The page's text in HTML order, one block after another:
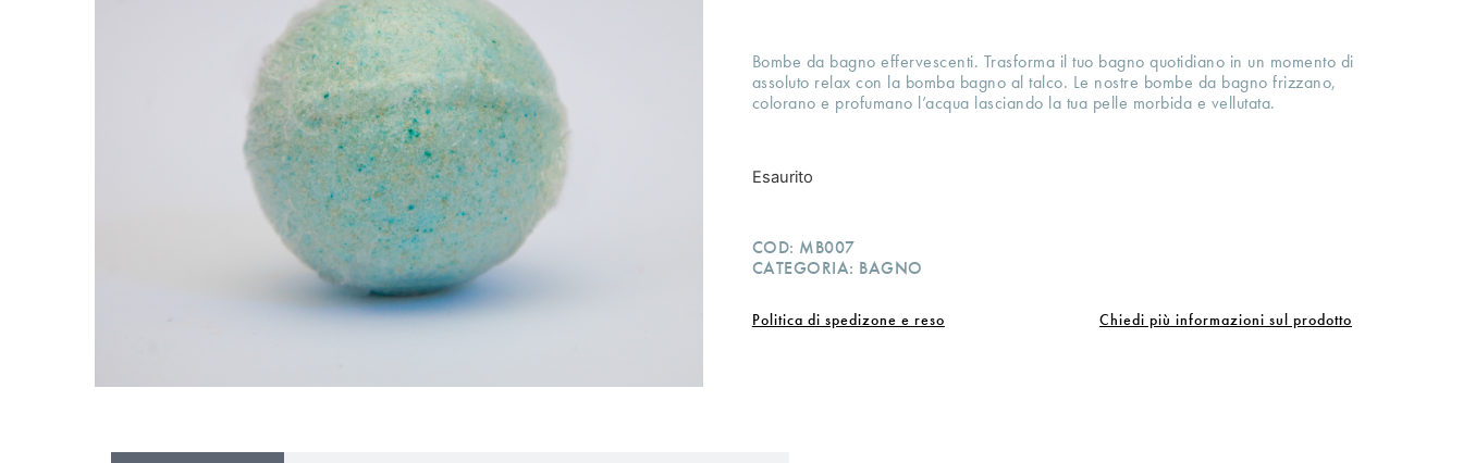
Bombe da bagno effervescenti. Trasforma il tuo bagno quotidiano in un momento di
assoluto relax con la bomba bagno al talco. Le nostre bombe da bagno frizzano,
colorano e profumano l’acqua lasciando la tua pelle morbida e vellutata.
Esaurito
COD: MB007
CATEGORIA: BAGNO
Politica di spedizone e reso Chiedi più informazioni sul prodotto